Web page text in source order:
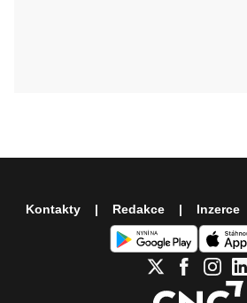
Kontakty Redakce Inzerce